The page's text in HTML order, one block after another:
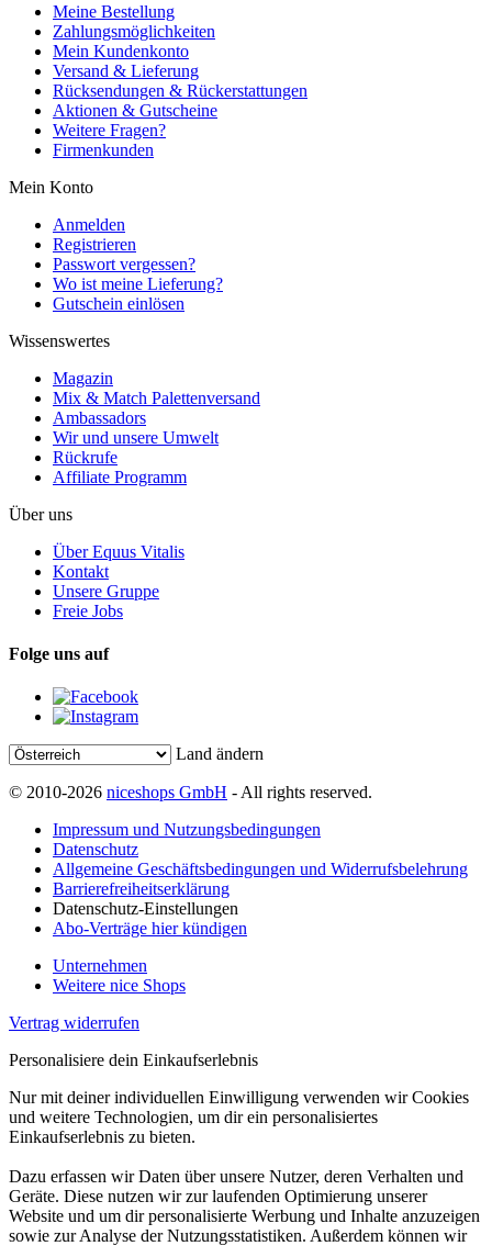
Meine Bestellung
Zahlungsmöglichkeiten
Mein Kundenkonto
Versand & Lieferung
Rücksendungen & Rückerstattungen
Aktionen & Gutscheine
Weitere Fragen?
Firmenkunden
Mein Konto
Anmelden
Registrieren
Passwort vergessen?
Wo ist meine Lieferung?
Gutschein einlösen
Wissenswertes
Magazin
Mix & Match Palettenversand
Ambassadors
Wir und unsere Umwelt
Rückrufe
Affiliate Programm
Über uns
Über Equus Vitalis
Kontakt
Unsere Gruppe
Freie Jobs
Folge uns auf
Land ändern
© 2010-2026 niceshops GmbH - All rights reserved.
Impressum und Nutzungsbedingungen
Datenschutz
Allgemeine Geschäftsbedingungen und Widerrufsbelehrung
Barrierefreiheitserklärung
Datenschutz-Einstellungen
Abo-Verträge hier kündigen
Unternehmen
Weitere nice Shops
Vertrag widerrufen
Personalisiere dein Einkaufserlebnis
Nur mit deiner individuellen Einwilligung verwenden wir Cookies
und weitere Technologien, um dir ein personalisiertes
Einkaufserlebnis zu bieten.
Dazu erfassen wir Daten über unsere Nutzer, deren Verhalten und
Geräte. Diese nutzen wir zur laufenden Optimierung unserer
Website und um dir personalisierte Werbung und Inhalte anzuzeigen
sowie zur Analyse der Nutzungsstatistiken. Außerdem können wir